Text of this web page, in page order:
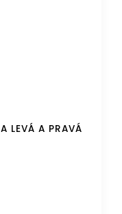
LEVÁ A PRAVÁ